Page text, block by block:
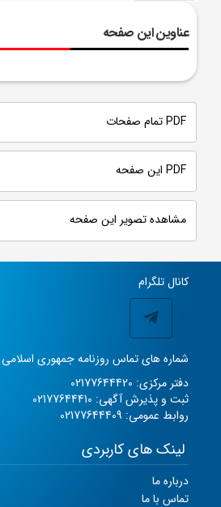
عناوین این صفحه
PDF تمام صفحات
PDF این صفحه
مشاهده تصویر این صفحه
کانال تلگرام
شماره های تماس روزنامه جمهوری اسلامی
دفتر مرکزی: 02177644420
ثبت و پذیرش آگهی: 02177644410
روابط عمومی: 02177644409
لینک های کاربردی
درباره ما
تماس با ما